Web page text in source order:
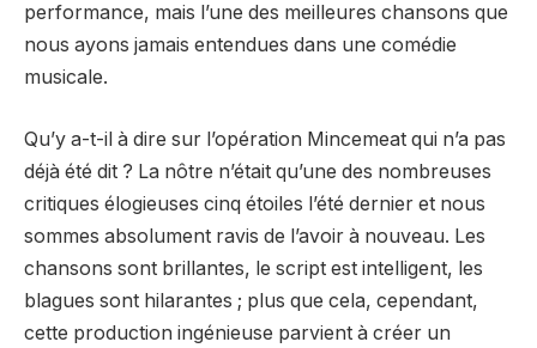
performance, mais l’une des meilleures chansons que
nous ayons jamais entendues dans une comédie
musicale.
Qu’y a-t-il à dire sur l’opération Mincemeat qui n’a pas
déjà été dit ? La nôtre n’était qu’une des nombreuses
critiques élogieuses cinq étoiles l’été dernier et nous
sommes absolument ravis de l’avoir à nouveau. Les
chansons sont brillantes, le script est intelligent, les
blagues sont hilarantes ; plus que cela, cependant,
cette production ingénieuse parvient à créer un